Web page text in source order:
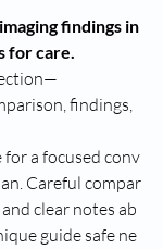
findings in
for care.
findings,
a focused conv
Careful compar
clear notes ab
guide safe ne